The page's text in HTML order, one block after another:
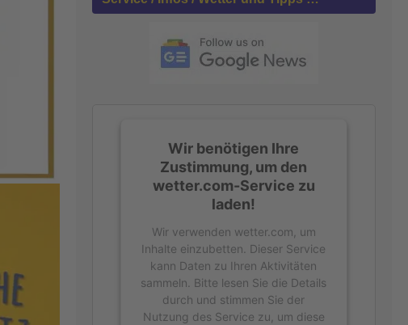
Wir benötigen Ihre
Zustimmung, um den
wetter.com-Service zu
laden!
Wir verwenden wetter.com, um
Inhalte einzubetten. Dieser Service
kann Daten zu Ihren Aktivitäten
sammeln. Bitte lesen Sie die Details
durch und stimmen Sie der
Nutzung des Service zu, um diese